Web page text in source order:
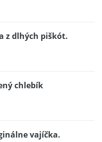
z dlhých piškót.
chlebík
vajíčka.